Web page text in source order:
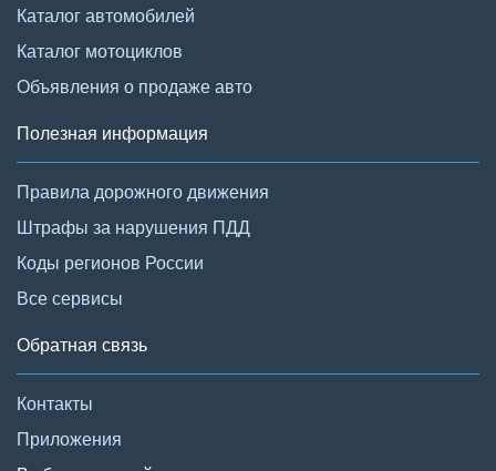
Каталог автомобилей
Каталог мотоциклов
Объявления о продаже авто
Полезная информация
Правила дорожного движения
Штрафы за нарушения ПДД
Коды регионов России
Все сервисы
Обратная связь
Контакты
Приложения